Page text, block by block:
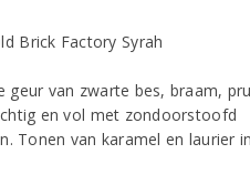
van zwarte bes, braam,
en vol met zondoorstoofd
Tonen van karamel en laurier